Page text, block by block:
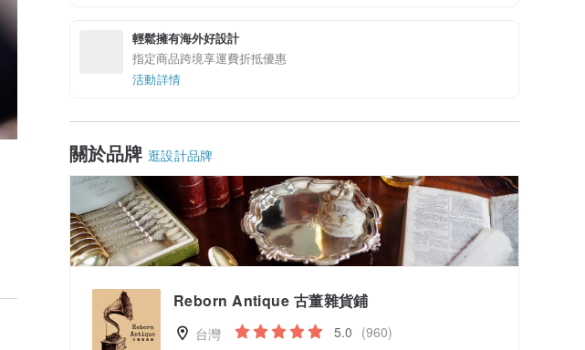
輕鬆擁有海外好設計
指定商品跨境享運費折抵優惠
活動詳情
關於品牌 逛設計品牌
Reborn Antique 古董雜貨鋪
台灣 5.0 (960)